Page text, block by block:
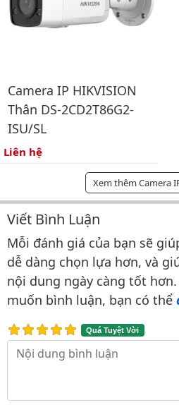
Camera IP HIKVISION
Thân DS-2CD2T86G2-
ISU/SL
Liên hệ
Xem thêm Camera
Bình luận &
Viết Bình Luận
Mỗi đánh giá của bạn sẽ
dễ dàng chọn lựa hơn, và
nội dung ngày càng tốt
muốn bình luận, bạn có thể
Quá Tuyệt Vời
Nội dung bình luận